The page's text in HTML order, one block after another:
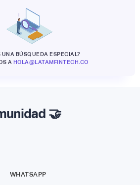
UNA BÚSQUEDA ESPECIAL?
A HOLA@LATAMFINTECH.CO
🤝
WHATSAPP